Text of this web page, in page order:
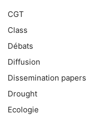
CGT
Class
Débats
Diffusion
Dissemination papers
Drought
Ecologie